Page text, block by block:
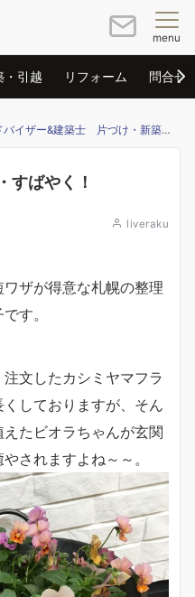
menu
・引越 リフォーム 問合せ
け・新築・リフォームのご相談はリブラクまで
すばやく！
liveraku
ザが得意な札幌の整理
す。
文したカシミヤマフラ
しておりますが、そん
たビオラちゃんが玄関
されますよね～～。